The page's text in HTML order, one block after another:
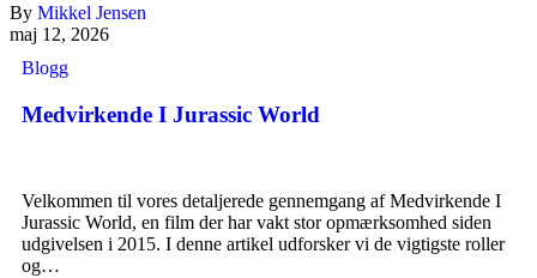
Blogg
Medvirkende I Jurassic World
Velkommen til vores detaljerede gennemgang af Medvirkende I
Jurassic World, en film der har vakt stor opmærksomhed siden
udgivelsen i 2015. I denne artikel udforsker vi de vigtigste roller
og…
By Mikkel Jensen
maj 12, 2026